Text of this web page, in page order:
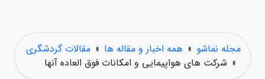
مجله نماشو » همه اخبار و مقاله ها » مقالات گردشگری
» شرکت های هواپیمایی و امکانات فوق العاده آنها